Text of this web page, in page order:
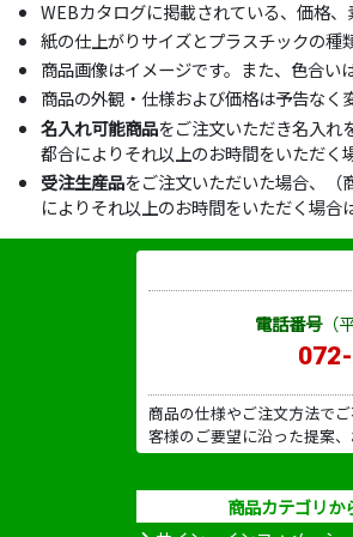
WEBカタログに掲載されている、価格
紙の仕上がりサイズとプラスチックの種
商品画像はイメージです。また、色合い
商品の外観・仕様および価格は予告なく
名入れ可能商品をご注文いただき名入れ
都合によりそれ以上のお時間をいただく
受注生産品をご注文いただいた場合、（
によりそれ以上のお時間をいただく場合
電話番号（
商品の仕様やご注文方法で
客様のご要望に沿った提案
商品カテゴリか